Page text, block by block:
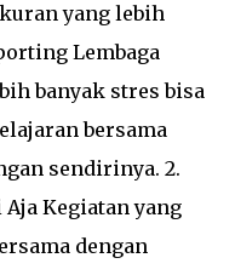
yang lebih
Lembaga
banyak stres bisa
bersama
sendirinya. 2.
Kegiatan yang
dengan